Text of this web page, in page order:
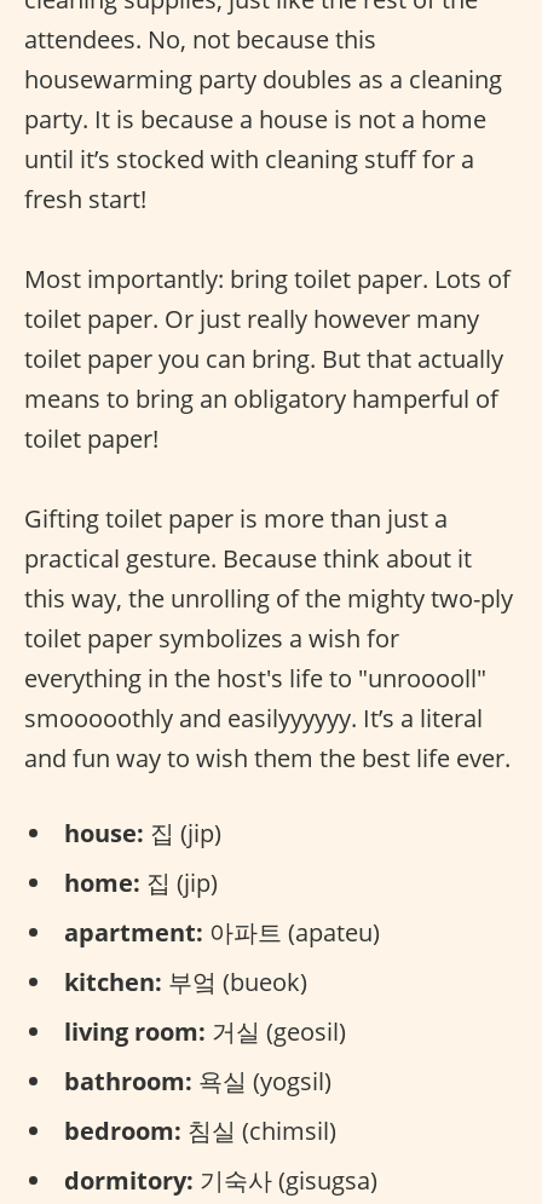
attendees. No, not because this
housewarming party doubles as a cleaning
party. It is because a house is not a home
until it’s stocked with cleaning stuff for a
fresh start!
Most importantly: bring toilet paper. Lots of
toilet paper. Or just really however many
toilet paper you can bring. But that actually
means to bring an obligatory hamperful of
toilet paper!
Gifting toilet paper is more than just a
practical gesture. Because think about it
this way, the unrolling of the mighty two-ply
toilet paper symbolizes a wish for
everything in the host's life to "unrooooll"
smooooothly and easilyyyyyy. It’s a literal
and fun way to wish them the best life ever.
house: 집 (jip)
home: 집 (jip)
apartment: 아파트 (apateu)
kitchen: 부엌 (bueok)
living room: 거실 (geosil)
bathroom: 욕실 (yogsil)
bedroom: 침실 (chimsil)
dormitory: 기숙사 (gisugsa)